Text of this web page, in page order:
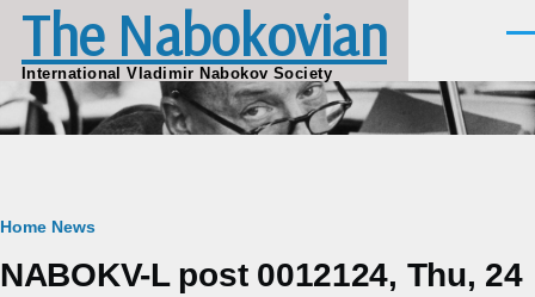
Skip to main content
The Nabokovian
International Vladimir Nabokov Society
Breadcrumb
Home News
NABOKV-L post 0012124, Thu, 24